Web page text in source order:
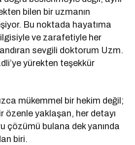
bilen bir uzmanın
Bu noktada hayatıma
ve zarafetiyle her
sevgili doktorum Uzm.
yürekten teşekkür
mükemmel bir hekim değil;
özenle yaklaşan, her detayı
çözümü bulana dek yanında
biri.